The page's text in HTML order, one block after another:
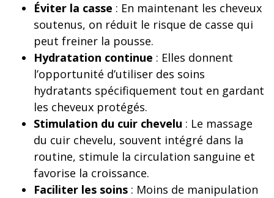
Éviter la casse : En maintenant les cheveux
soutenus, on réduit le risque de casse qui
peut freiner la pousse.
Hydratation continue : Elles donnent
l’opportunité d’utiliser des soins
hydratants spécifiquement tout en gardant
les cheveux protégés.
Stimulation du cuir chevelu : Le massage
du cuir chevelu, souvent intégré dans la
routine, stimule la circulation sanguine et
favorise la croissance.
Faciliter les soins : Moins de manipulation